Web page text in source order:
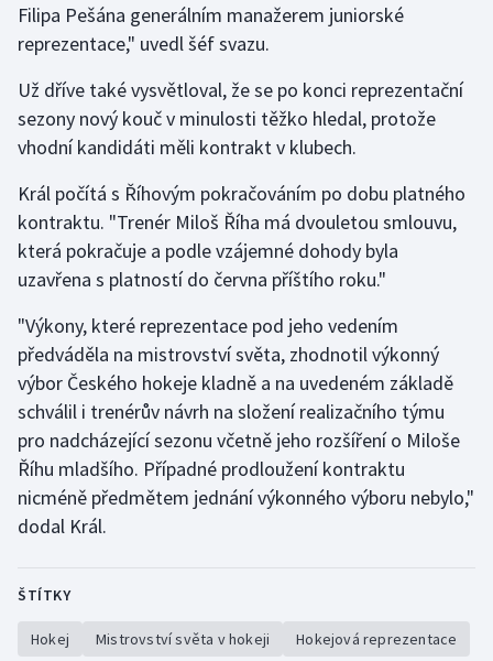
Filipa Pešána generálním manažerem juniorské
reprezentace," uvedl šéf svazu.
Už dříve také vysvětloval, že se po konci reprezentační
sezony nový kouč v minulosti těžko hledal, protože
vhodní kandidáti měli kontrakt v klubech.
Král počítá s Říhovým pokračováním po dobu platného
kontraktu. "Trenér Miloš Říha má dvouletou smlouvu,
která pokračuje a podle vzájemné dohody byla
uzavřena s platností do června příštího roku."
"Výkony, které reprezentace pod jeho vedením
předváděla na mistrovství světa, zhodnotil výkonný
výbor Českého hokeje kladně a na uvedeném základě
schválil i trenérův návrh na složení realizačního týmu
pro nadcházející sezonu včetně jeho rozšíření o Miloše
Říhu mladšího. Případné prodloužení kontraktu
nicméně předmětem jednání výkonného výboru nebylo,"
dodal Král.
ŠTÍTKY
Hokej Mistrovství světa v hokeji Hokejová reprezentace